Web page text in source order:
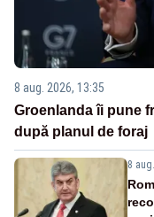
8 aug. 2026, 13:35
Groenlanda îi pune
după planul de foraj
8